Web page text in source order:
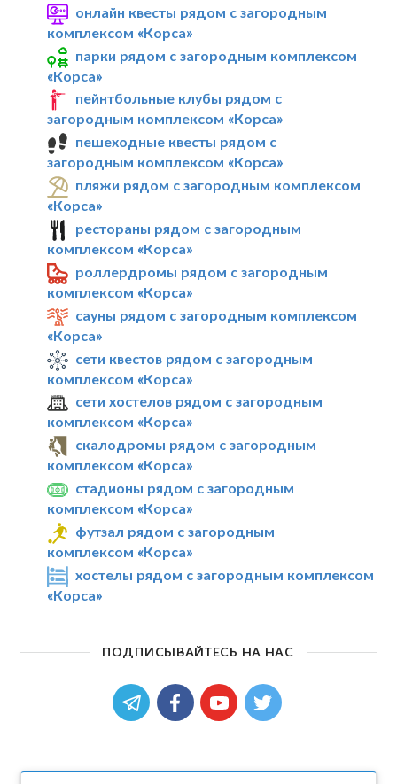
онлайн квесты рядом с загородным
комплексом «Корса»
парки рядом с загородным комплексом
«Корса»
пейнтбольные клубы рядом с
загородным комплексом «Корса»
пешеходные квесты рядом с
загородным комплексом «Корса»
пляжи рядом с загородным комплексом
«Корса»
рестораны рядом с загородным
комплексом «Корса»
роллердромы рядом с загородным
комплексом «Корса»
сауны рядом с загородным комплексом
«Корса»
сети квестов рядом с загородным
комплексом «Корса»
сети хостелов рядом с загородным
комплексом «Корса»
скалодромы рядом с загородным
комплексом «Корса»
стадионы рядом с загородным
комплексом «Корса»
футзал рядом с загородным
комплексом «Корса»
хостелы рядом с загородным комплексом
«Корса»
ПОДПИСЫВАЙТЕСЬ НА НАС